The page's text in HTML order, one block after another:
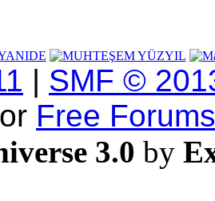
| SMF ©
Free Forums
3.0 by